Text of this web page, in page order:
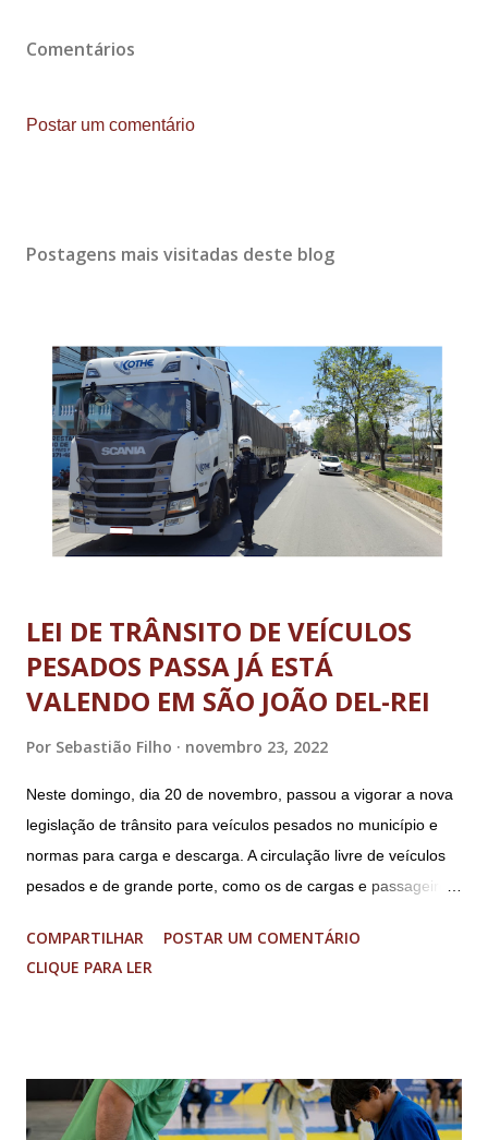
Comentários
Postar um comentário
Postagens mais visitadas deste blog
LEI DE TRÂNSITO DE VEÍCULOS
PESADOS PASSA JÁ ESTÁ
VALENDO EM SÃO JOÃO DEL-REI
Por Sebastião Filho novembro 23, 2022
Neste domingo, dia 20 de novembro, passou a vigorar a nova
legislação de trânsito para veículos pesados no município e
normas para carga e descarga. A circulação livre de veículos
pesados e de grande porte, como os de cargas e passageiros
Tijuco (com total liberdade apenas no Colônia). No centro
histórico e área restrita à circulação de veículos cujo peso
das 08h às 18h; aos sábados das 08h às 13h; Nos domingos e
feriados livres. Haverá tolerância de 30 minutos, após o
COMPARTILHAR
POSTAR UM COMENTÁRIO
CLIQUE PARA LER